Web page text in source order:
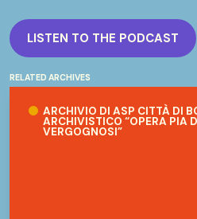
LISTEN TO THE PODCAST
RELATED ARCHIVES
ARCHIVIO DI ASP CITTÀ DI
ARCHIVISTICO “OPERA PIA
VERGOGNOSI”